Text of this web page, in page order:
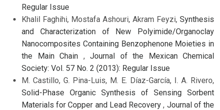
Regular Issue
Khalil Faghihi, Mostafa Ashouri, Akram Feyzi, Synthesis
and Characterization of New Polyimide/Organoclay
Nanocomposites Containing Benzophenone Moieties in
the Main Chain , Journal of the Mexican Chemical
Society: Vol. 57 No. 2 (2013): Regular Issue
M. Castillo, G. Pina-Luis, M. E. Díaz-García, I. A. Rivero,
Solid-Phase Organic Synthesis of Sensing Sorbent
Materials for Copper and Lead Recovery, Journal of the